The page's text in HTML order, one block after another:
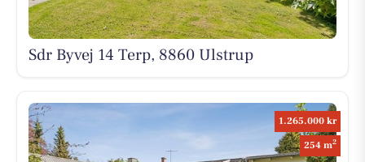
Sdr Byvej 14 Terp, 8860 Ulstrup
1.265.000 kr
254 m2